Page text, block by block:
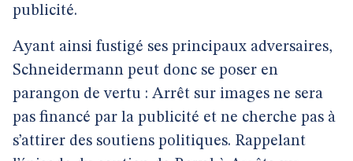
publicité.
Ayant ainsi fustigé ses principaux adversaires,
Schneidermann peut donc se poser en
parangon de vertu : Arrêt sur images ne sera
pas financé par la publicité et ne cherche pas à
s’attirer des soutiens politiques. Rappelant